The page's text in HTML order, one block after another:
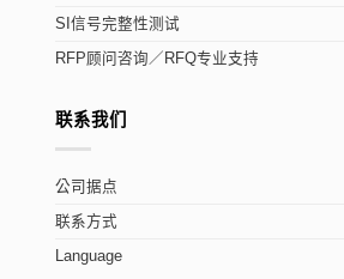
SI信号完整性测试
RFP顾问咨询／RFQ专业支持
联系我们
公司据点
联系方式
Language